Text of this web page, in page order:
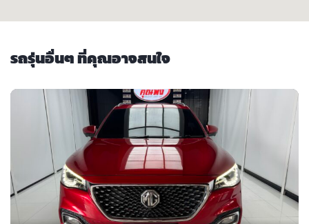
รถรุ่นอื่นๆ ที่คุณอาจสนใจ